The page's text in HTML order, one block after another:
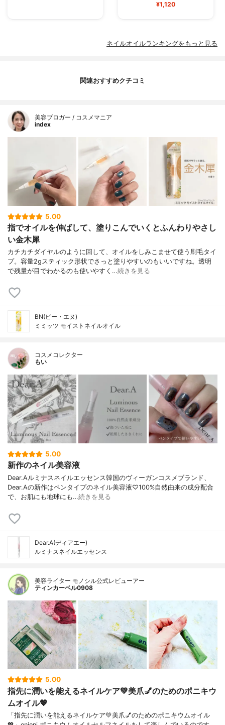
¥1,120
ネイルオイルランキングをもっと見る
関連おすすめクチコミ
美容ブロガー / コスメマニア
index
5.00
指でオイルを伸ばして、塗りこんでいくとふんわりやさし
い金木犀
カチカチダイヤルのように回して、オイルをしみこませて使う刷毛タイ
プ。容量2gスティック形状でさっと塗りやすいのもいいですね。透明
で残量が目でわかるのも使いやすく…続きを見る
BN(ビー・エヌ)
ミミッツ モイストネイルオイル
コスメコレクター
もい
5.00
新作のネイル美容液
Dear.Aルミナスネイルエッセンス韓国のヴィーガンコスメブランド、
Dear.Aの新作はペンタイプのネイル美容液♡100%自然由来の成分配合
で、お肌にも地球にも…続きを見る
Dear.A(ディアエー)
ルミナスネイルエッセンス
美容ライター モノシル公式レビューアー
ティンカーベル0908
5.00
指先に潤いを能えるネイルケア💚美爪💅のためのポニキウ
ムオイル💖
「指先に潤いを能えるネイルケア💚美爪💅のためのポニキウムオイル